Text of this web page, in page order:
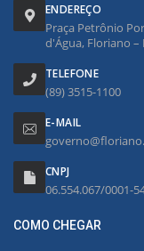
ENDEREÇO
Praça Petrônio
d'Água, Floriano –
TELEFONE
(89) 3515-1100
E-MAIL
CNPJ
06.554.067/0001-
COMO CHEGAR